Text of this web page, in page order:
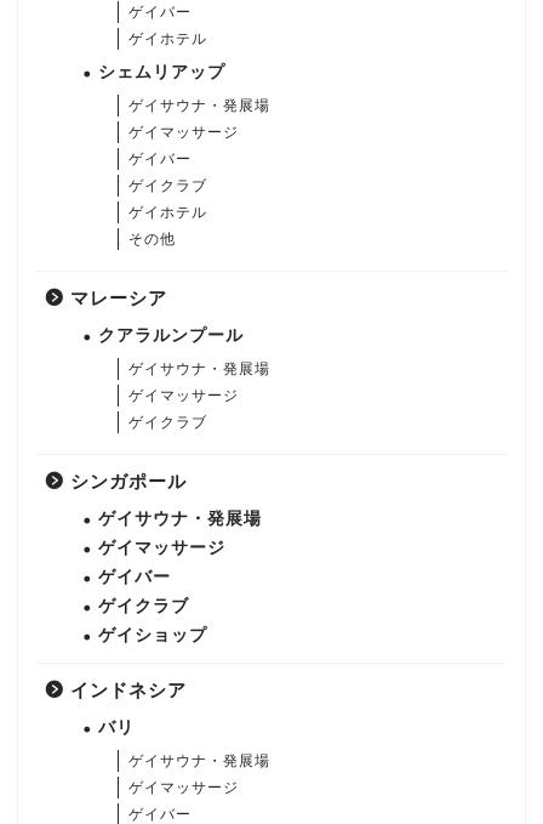
ゲイバー
ゲイホテル
シェムリアップ
ゲイサウナ・発展場
ゲイマッサージ
ゲイバー
ゲイクラブ
ゲイホテル
その他
マレーシア
クアラルンプール
ゲイサウナ・発展場
ゲイマッサージ
ゲイクラブ
シンガポール
ゲイサウナ・発展場
ゲイマッサージ
ゲイバー
ゲイクラブ
ゲイショップ
インドネシア
バリ
ゲイサウナ・発展場
ゲイマッサージ
ゲイバー